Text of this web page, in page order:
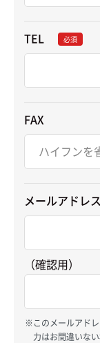
TEL 必須
FAX
メールアドレス
（確認用）
このメールアド
力はお間違いな